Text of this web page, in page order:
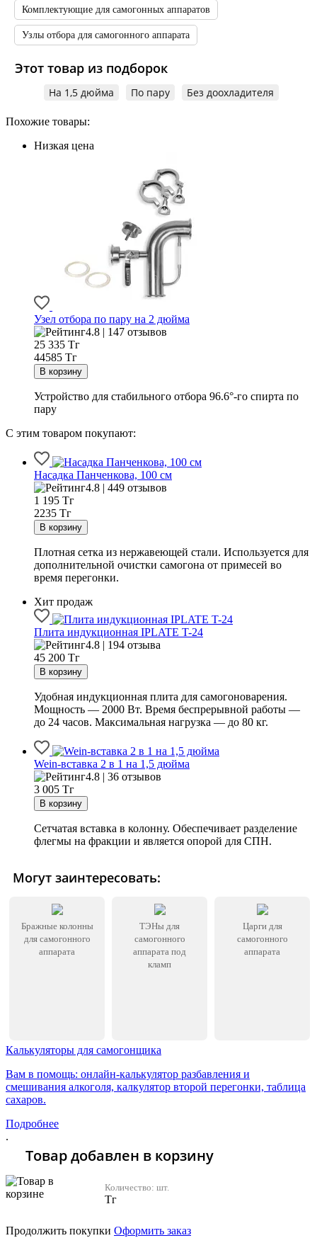
Комплектующие для самогонных аппаратов
Узлы отбора для самогонного аппарата
Этот товар из подборок
На 1,5 дюйма По пару Без доохладителя
Похожие товары:
Низкая цена
Узел отбора по пару на 2 дюйма
4.8 | 147 отзывов
25 335 Тг
44585 Тг
Устройство для стабильного отбора 96.6°-го спирта по
пару
С этим товаром покупают:
Насадка Панченкова, 100 см
4.8 | 449 отзывов
1 195 Тг
2235 Тг
Плотная сетка из нержавеющей стали. Используется для
дополнительной очистки самогона от примесей во
время перегонки.
Хит продаж
Плита индукционная IPLATE T-24
4.8 | 194 отзыва
45 200 Тг
Удобная индукционная плита для самогоноварения.
Мощность — 2000 Вт. Время беспрерывной работы —
до 24 часов. Максимальная нагрузка — до 80 кг.
Wein-вставка 2 в 1 на 1,5 дюйма
4.8 | 36 отзывов
3 005 Тг
Сетчатая вставка в колонну. Обеспечивает разделение
флегмы на фракции и является опорой для СПН.
Могут заинтересовать:
Бражные колонны
для самогонного
аппарата
ТЭНы для
самогонного
аппарата под
кламп
Царги для
самогонного
аппарата
Калькуляторы для самогонщика
Вам в помощь: онлайн-калькулятор разбавления и
смешивания алкоголя, калкулятор второй перегонки, таблица
сахаров.
Подробнее
.
Товар добавлен в корзину
Количество: шт.
Тг
Продолжить покупки Оформить заказ